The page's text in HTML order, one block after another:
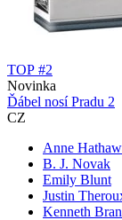
TOP #2
Novinka
Ďábel nosí Pradu 2
CZ
Anne
B. J. Novak
Emily Blunt
Justin
Kenneth